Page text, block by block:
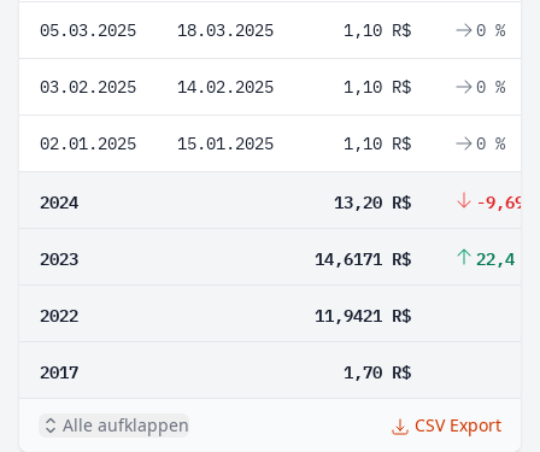
05.03.2025 18.03.2025 1,10 R$ 0 %
03.02.2025 14.02.2025 1,10 R$ 0 %
02.01.2025 15.01.2025 1,10 R$ 0 %
2024 13,20 R$ -9,69
2023 14,6171 R$ 22,4 %
2022 11,9421 R$
2017 1,70 R$
Alle aufklappen CSV Export